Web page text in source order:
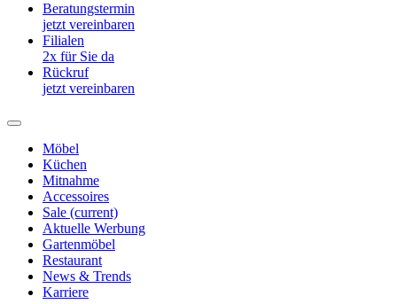
Beratungstermin
jetzt vereinbaren
Filialen
2x für Sie da
Rückruf
jetzt vereinbaren
Möbel
Küchen
Mitnahme
Accessoires
Sale (current)
Aktuelle Werbung
Gartenmöbel
Restaurant
News & Trends
Karriere